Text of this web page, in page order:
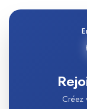
Créez